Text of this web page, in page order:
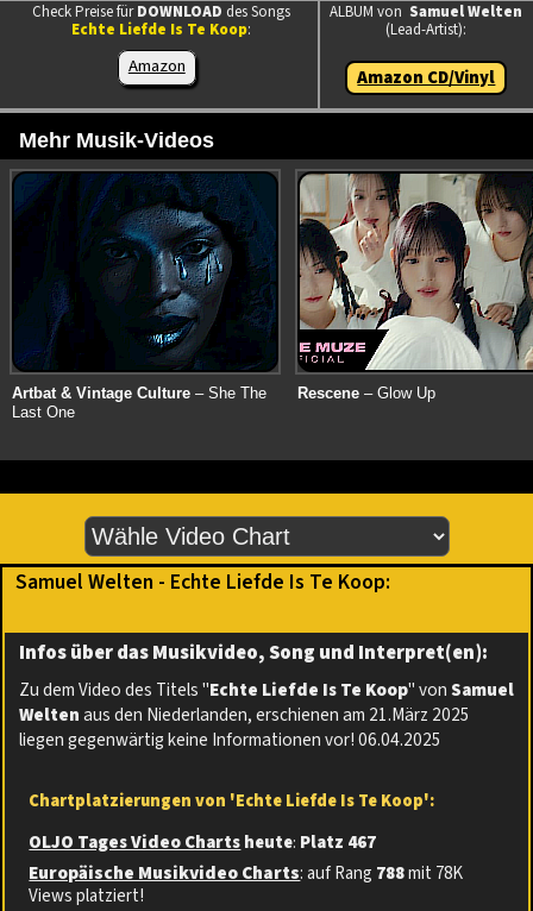
Check Preise fürDOWNLOAD des Songs
Echte Liefde Is Te Koop:
Amazon
ALBUM von Samuel Welten
(Lead-Artist):
Amazon CD/Vinyl
Mehr Musik-Videos
Artbat & Vintage Culture – She The
Last One
Rescene – Glow Up
Samuel Welten - Echte Liefde Is Te Koop:
Infos über das Musikvideo, Song und Interpret(en):
Zu dem Video des Titels "Echte Liefde Is Te Koop" vonSamuel
Weltenaus den Niederlanden, erschienen am 21.März 2025
liegen gegenwärtig keine Informationen vor! 06.04.2025
Chartplatzierungen von 'Echte Liefde Is Te Koop':
OLJO Tages Video Chartsheute: Platz 467
Europäische Musikvideo Charts: auf Rang 788mit 78K
Views platziert!